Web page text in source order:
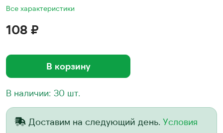
Все характеристики
108 ₽
В корзину
В наличии: 30 шт.
Доставим на следующий день. Условия